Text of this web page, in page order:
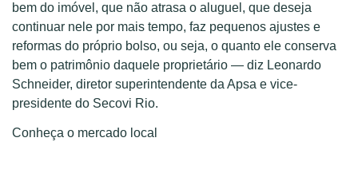
bem do imóvel, que não atrasa o aluguel, que deseja
continuar nele por mais tempo, faz pequenos ajustes e
reformas do próprio bolso, ou seja, o quanto ele conserva
bem o patrimônio daquele proprietário — diz Leonardo
Schneider, diretor superintendente da Apsa e vice-
presidente do Secovi Rio.
Conheça o mercado local